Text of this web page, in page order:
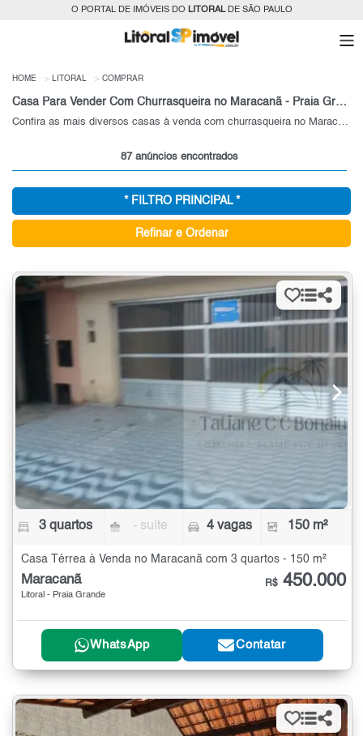
O PORTAL DE IMÓVEIS DO LITORALDE SÃO PAULO
HOME LITORAL COMPRAR
Casa Para Vender Com Churrasqueira no Maracanã - Praia Grande, SP
87 anúncios encontrados
* FILTRO PRINCIPAL *
Refinar e Ordenar
3 quartos - suíte 4 vagas 150 m²
Casa Térrea à Venda no Maracanã com 3 quartos - 150 m²
Maracanã
Litoral - Praia Grande
R$ 450.000
WhatsApp Contatar